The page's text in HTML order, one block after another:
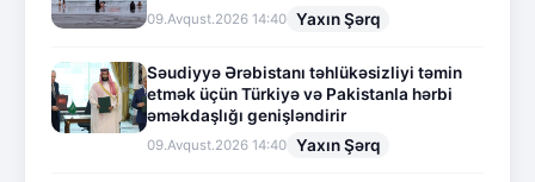
09.Avqust.2026 14:40 Yaxın Şərq
Səudiyyə Ərəbistanı təhlükəsizliyi təmin
etmək üçün Türkiyə və Pakistanla hərbi
əməkdaşlığı genişləndirir
09.Avqust.2026 14:40 Yaxın Şərq